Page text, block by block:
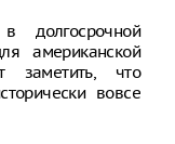
долгосрочной
американской
заметить, что
вовсе